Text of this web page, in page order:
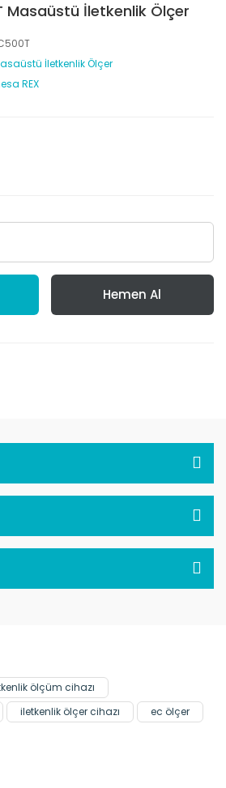
Masaüstü İletkenlik Ölçer
İletkenlik Ölçer
REX
Hemen Al
ölçüm cihazı
iletkenlik ölçer cihazı
ec ölçer